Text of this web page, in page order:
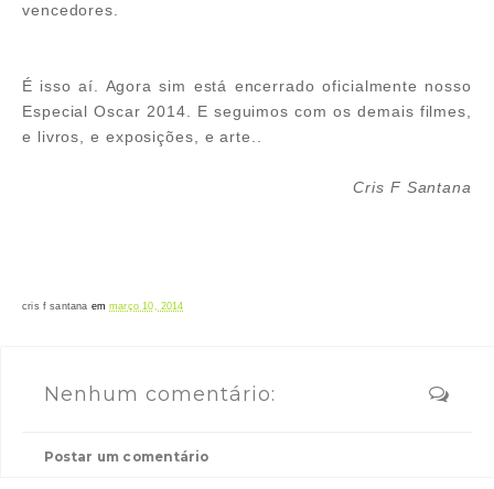
vencedores.
É isso aí. Agora sim está encerrado oficialmente nosso
Especial Oscar 2014. E seguimos com os demais filmes,
e livros, e exposições, e arte..
Cris F Santana
cris f santana emmarço 10, 2014
Nenhum comentário:
Postar um comentário